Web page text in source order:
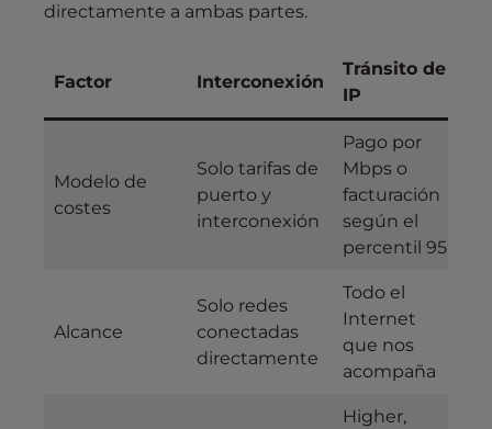
directamente a ambas partes.
Factor Interconexión
Tránsito de
IP
Modelo de
costes
Solo tarifas de
puerto y
interconexión
Pago por
Mbps o
facturación
según el
percentil 95
Alcance
Solo redes
conectadas
directamente
Todo el
Internet
que nos
acompaña
Higher,